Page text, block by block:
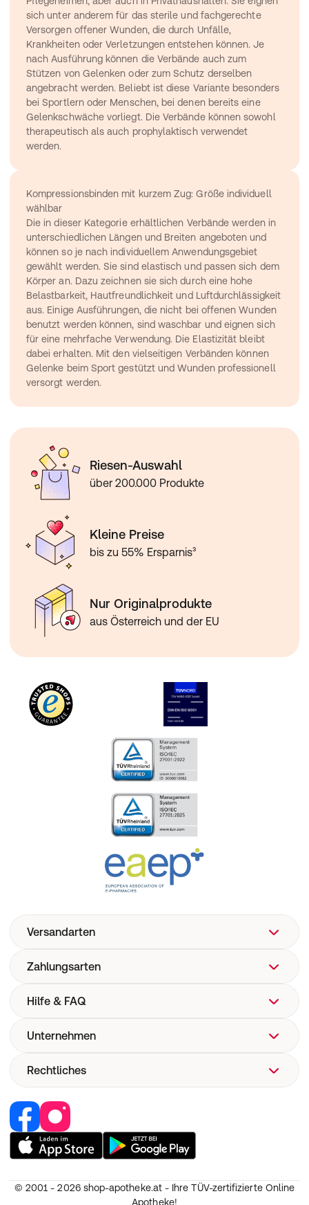
sich unter anderem für das sterile und fachgerechte
Versorgen offener Wunden, die durch Unfälle,
Krankheiten oder Verletzungen entstehen können. Je
nach Ausführung können die Verbände auch zum
Stützen von Gelenken oder zum Schutz derselben
angebracht werden. Beliebt ist diese Variante besonders
bei Sportlern oder Menschen, bei denen bereits eine
Gelenkschwäche vorliegt. Die Verbände können sowohl
therapeutisch als auch prophylaktisch verwendet
werden.
Kompressionsbinden mit kurzem Zug: Größe individuell
wählbar
Die in dieser Kategorie erhältlichen Verbände werden in
unterschiedlichen Längen und Breiten angeboten und
können so je nach individuellem Anwendungsgebiet
gewählt werden. Sie sind elastisch und passen sich dem
Körper an. Dazu zeichnen sie sich durch eine hohe
Belastbarkeit, Hautfreundlichkeit und Luftdurchlässigkeit
aus. Einige Ausführungen, die nicht bei offenen Wunden
benutzt werden können, sind waschbar und eignen sich
für eine mehrfache Verwendung. Die Elastizität bleibt
dabei erhalten. Mit den vielseitigen Verbänden können
Gelenke beim Sport gestützt und Wunden professionell
versorgt werden.
Riesen-Auswahl
über 200.000 Produkte
Kleine Preise
bis zu 55% Ersparnis³
Nur Originalprodukte
aus Österreich und der EU
Versandarten
Zahlungsarten
Hilfe & FAQ
FAQ
Versand
Medizinproduktesicherheit
Unternehmen
Über uns
Corporate Website
Retail Media
Jobs & Karriere
Partner werden
Rechtliches
Vertrag widerrufen
Nutzung und Haftung
AGB
© 2001 - 2026 shop-apotheke.at - Ihre TÜV-zertifizierte Online
Apotheke!